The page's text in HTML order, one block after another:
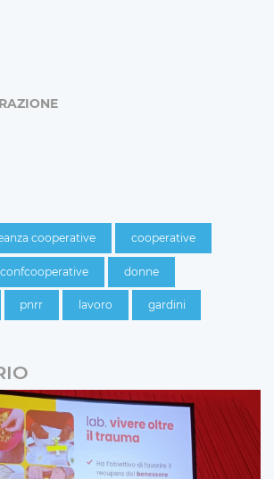
cooperative cooperative
confcooperative donne
pnrr lavoro gardini